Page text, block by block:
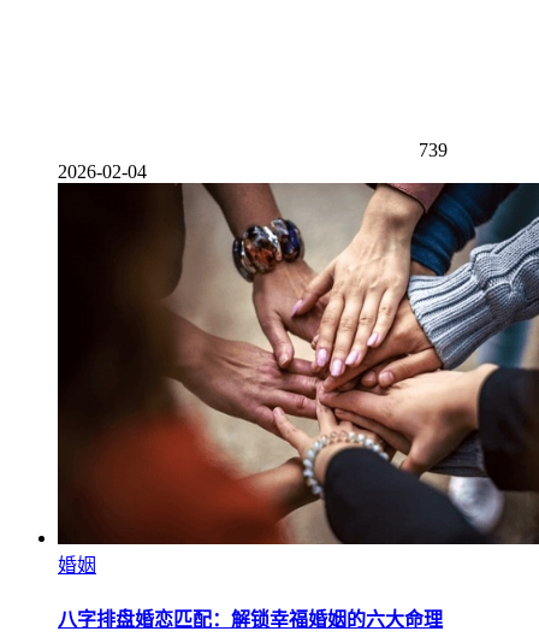
739
2026-02-04
婚姻
八字排盘婚恋匹配：解锁幸福婚姻的六大命理